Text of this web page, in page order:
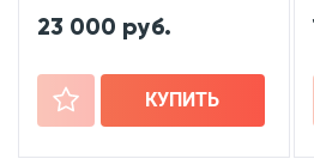
23 000 руб.
+ КУПИТЬ